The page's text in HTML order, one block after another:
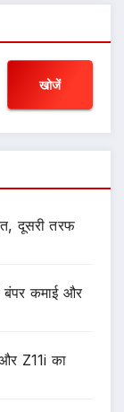
खोजें
दूसरी तरफ
बंपर कमाई और
Z11i का